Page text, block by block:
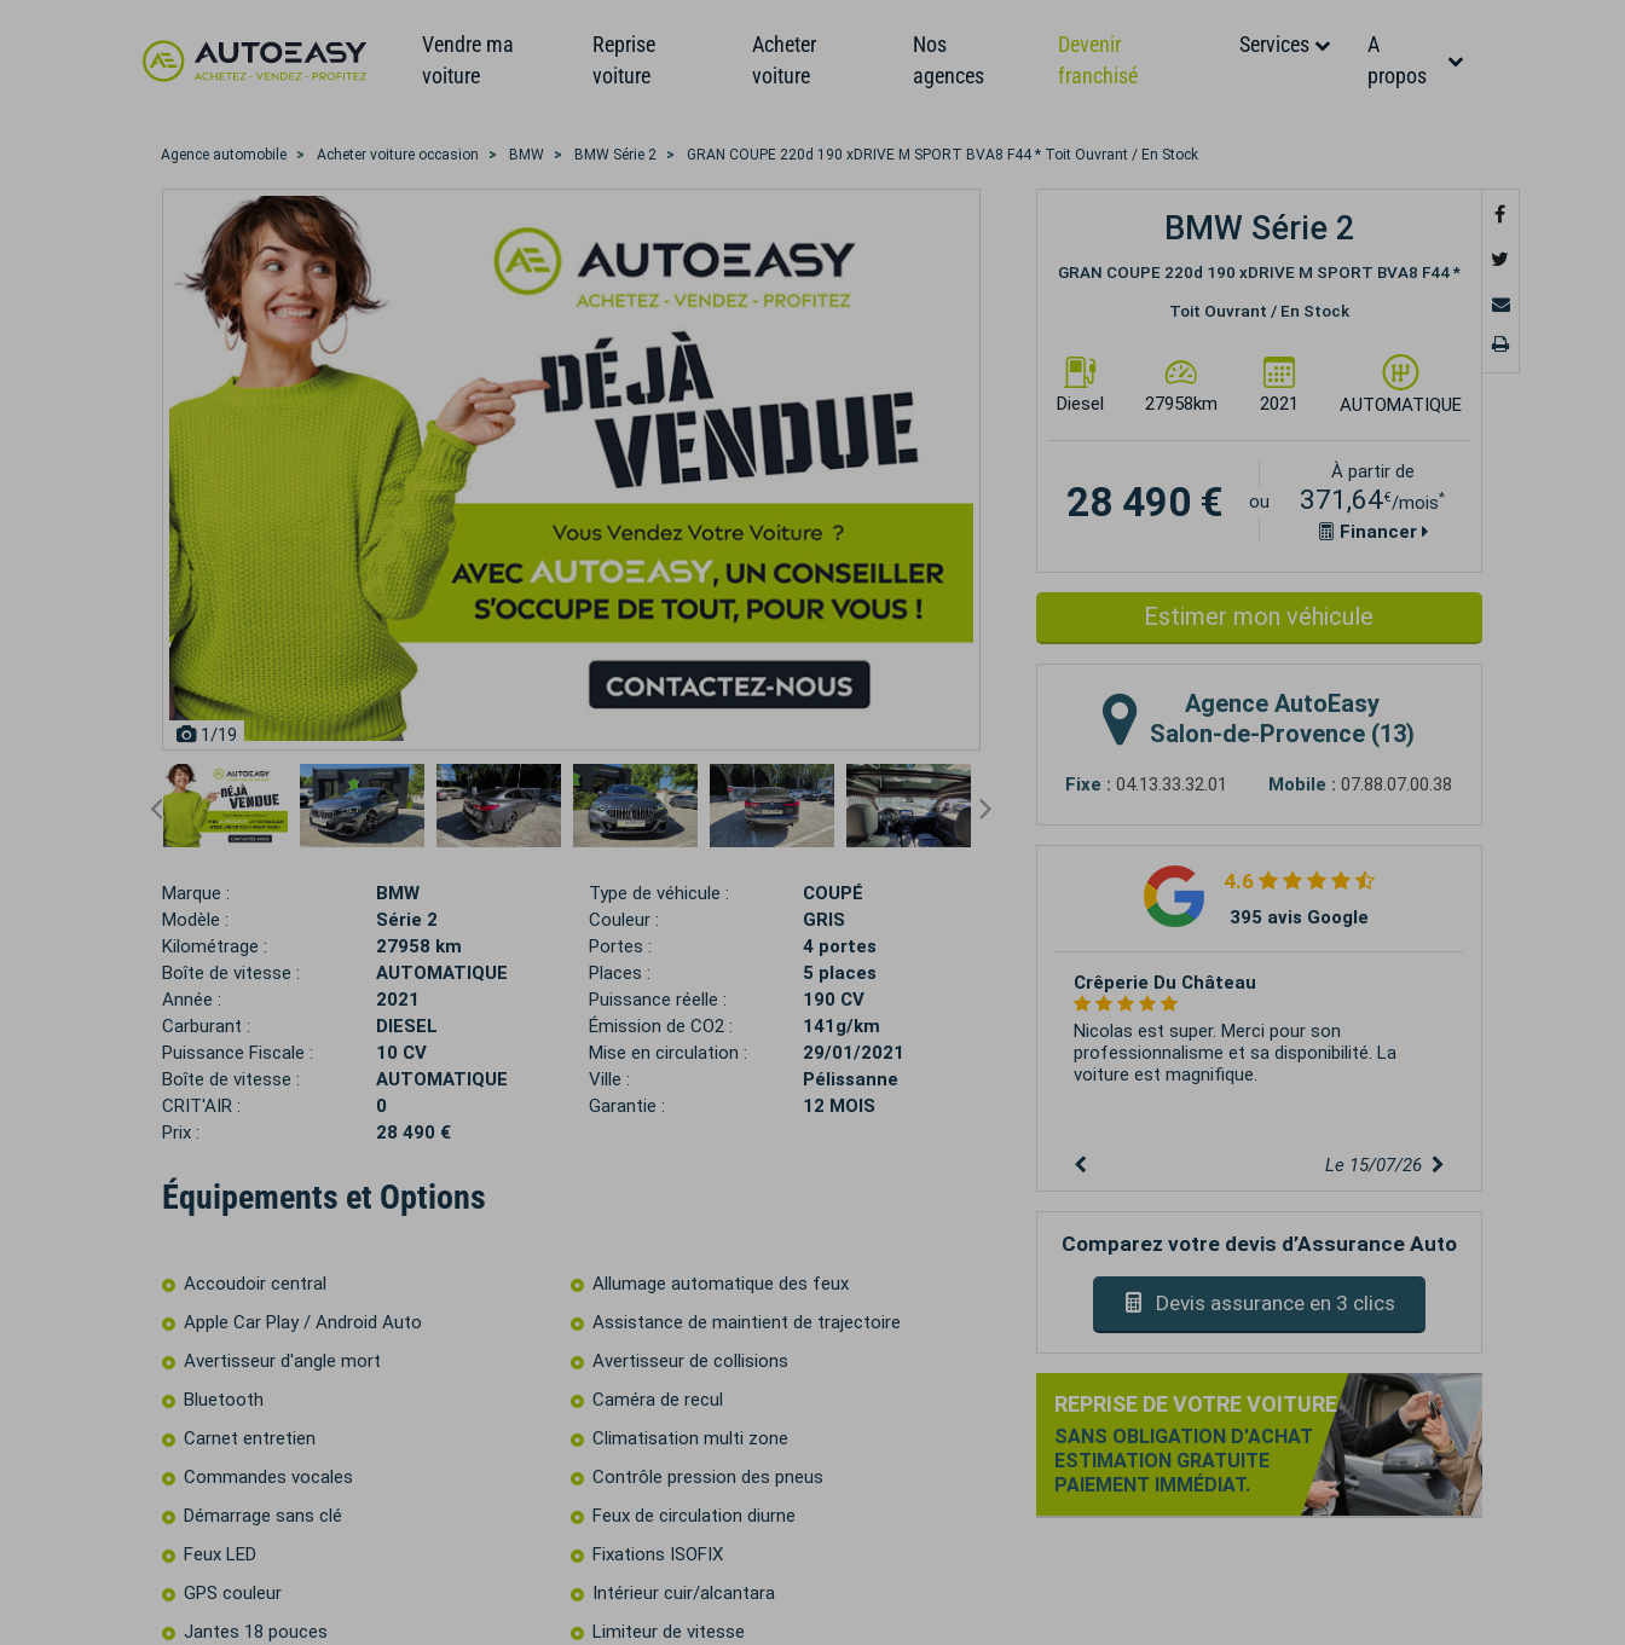
Vendre ma
voiture
Reprise
voiture
Acheter
voiture
Nos
agences
Devenir
franchisé
Services
A
propos
Agence automobile Acheter voiture occasion BMW BMW Série 2 GRAN COUPE 220d 190 xDRIVE M SPORT BVA8 F44 * Toit Ouvrant / En Stock
1/19
Marque :
BMW
Modèle :
Série 2
Kilométrage :
27958 km
Boîte de vitesse :
AUTOMATIQUE
Année :
2021
Carburant :
DIESEL
Puissance Fiscale :
10 CV
Boîte de vitesse :
AUTOMATIQUE
CRIT'AIR :
0
Prix :
28 490 €
Type de véhicule :
COUPÉ
Couleur :
GRIS
Portes :
4 portes
Places :
5 places
Puissance réelle :
190 CV
Émission de CO2 :
141g/km
Mise en circulation :
29/01/2021
Ville :
Pélissanne
Garantie :
12 MOIS
Équipements et Options
Accoudoir central
Allumage automatique des feux
Apple Car Play / Android Auto
Assistance de maintient de trajectoire
Avertisseur d'angle mort
Avertisseur de collisions
Bluetooth
Caméra de recul
Carnet entretien
Climatisation multi zone
Commandes vocales
Contrôle pression des pneus
Démarrage sans clé
Feux de circulation diurne
Feux LED
Fixations ISOFIX
GPS couleur
Intérieur cuir/alcantara
Jantes 18 pouces
Limiteur de vitesse
BMW Série 2
GRAN COUPE 220d 190 xDRIVE M SPORT BVA8 F44 *
Toit Ouvrant / En Stock
Diesel 27958km 2021 AUTOMATIQUE
28 490 € ou
À partir de
371,64€/mois*
Financer
Estimer mon véhicule
Agence AutoEasy
Salon-de-Provence (13)
Fixe : 04.13.33.32.01 Mobile : 07.88.07.00.38
4.6
395 avis Google
Crêperie Du Château
Nicolas est super. Merci pour son
professionnalisme et sa disponibilité. La
voiture est magnifique.
Le 15/07/26
Comparez votre devis d’Assurance Auto
Devis assurance en 3 clics
REPRISE DE VOTRE VOITURE
SANS OBLIGATION D'ACHAT
ESTIMATION GRATUITE
PAIEMENT IMMÉDIAT.